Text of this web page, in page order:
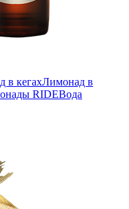
в кегахЛимонад в
RIDEВода